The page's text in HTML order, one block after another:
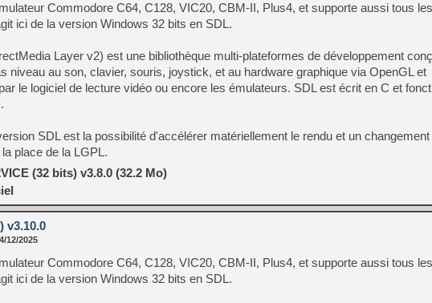
Commodore C64, C128, VIC20, CBM-II, Plus4, et supporte aussi tous les
ici de la version Windows 32 bits en SDL.
Layer v2) est une bibliothèque multi-plateformes de développement
niveau au son, clavier, souris, joystick, et au hardware graphique via OpenGL et
le logiciel de lecture vidéo ou encore les émulateurs. SDL est écrit en C et
SDL est la possibilité d'accélérer matériellement le rendu et un changement
place de la LGPL.
(32 bits) v3.8.0 (32.2 Mo)
v3.10.0
12/2025
Commodore C64, C128, VIC20, CBM-II, Plus4, et supporte aussi tous les
ici de la version Windows 32 bits en SDL.